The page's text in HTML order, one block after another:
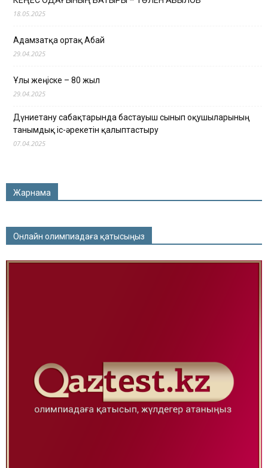
18.05.2025
Адамзатқа ортақ Абай
29.04.2025
Ұлы жеңіске – 80 жыл
29.04.2025
Дүниетану сабақтарында бастауыш сынып оқушыларының
танымдық іс-әрекетін қалыптастыру
07.04.2025
Жарнама
Онлайн олимпиадаға қатысыңыз